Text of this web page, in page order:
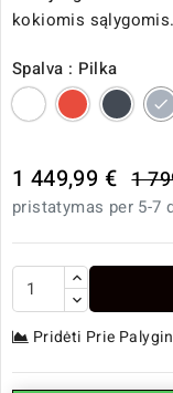
kokiomis sąlygomis.
Spalva : Pilka
BaltaRaudona
1 449,99 € 1
pristatymas per 5-7
Pridėti Prie